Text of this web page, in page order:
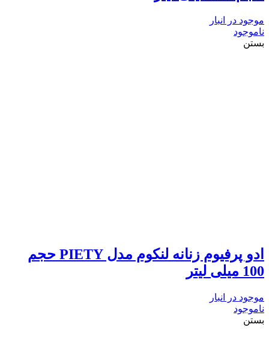
موجود در انبار
ناموجود
بستن
ادو پرفیوم زنانه لنکوم مدل PIETY حجم
100 میلی لیتر
موجود در انبار
ناموجود
بستن